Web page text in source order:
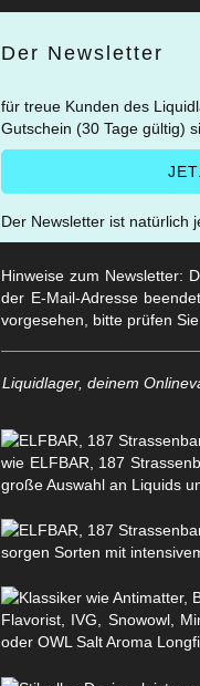
Der Newsletter
für treue Kunden des
Gutschein (30 Tage gültig)
Der Newsletter ist natürlich
Hinweise zum Newsletter:
der E-Mail-Adresse
vorgesehen, bitte prüfen
Liquidlager, deinem
wie ELFBAR, 187
große Auswahl an Liquids
sorgen Sorten mit
Flavorist, IVG, Snowowl,
oder OWL Salt Aroma